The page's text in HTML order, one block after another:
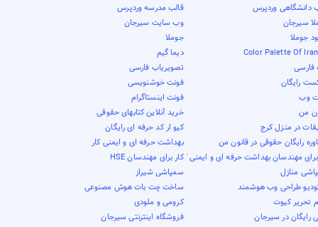
دانشگاهی وردپرس
قالب مدرسه وردپرس
سیرجان
وب سایت سیرجان
جوملا
جوملا
Color Palette Of
دیما گیم
تصویریاب فارسی
رایگان
فونت خوشنویسی
وب
فونت اینستاگرام
من
خرید آنلاین کتابهای حقوقی
در منزل کرج
کیو ار کد حرفه ای رایگان
رایگان حقوقی در قانون من
بهداشت حرفه ای و ایمنی کار
برای مهندسان بهداشت حرفه ای و ایمنی کارکار برای مهندسان HSE
منازل
سمپاشی شیراز
طراحی وب هوشمند
ساخت چت بات هوش مصنوعی
تحریر کیوت
کرومی و ملودی
رایگان در سیرجان
فروشگاه اینترنتی سیرجان